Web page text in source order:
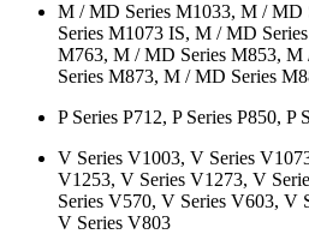
M / MD Series M1033, M / MD
Series M1073 IS, M / MD
M763, M / MD Series M853,
Series M873, M / MD Series
P Series P712, P Series P850, P
V Series V1003, V Series
V1253, V Series V1273, V
Series V570, V Series V603, V
V Series V803